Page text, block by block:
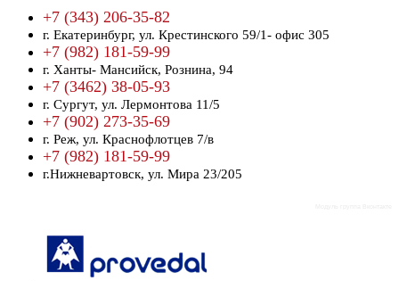
+7 (343) 206-35-82
г. Екатеринбург, ул. Крестинского 59/1- офис 305
+7 (982) 181-59-99
г. Ханты- Мансийск, Рознина, 94
+7 (3462) 38-05-93
г. Сургут, ул. Лермонтова 11/5
+7 (902) 273-35-69
г. Реж, ул. Краснофлотцев 7/в
+7 (982) 181-59-99
г.Нижневартовск, ул. Мира 23/205